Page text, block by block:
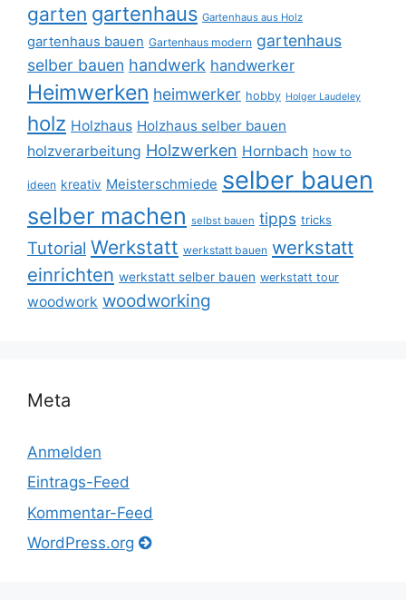
garten gartenhaus Gartenhaus aus Holz
gartenhaus bauen Gartenhaus modern gartenhaus
selber bauen handwerk handwerker
Heimwerken heimwerker hobby Holger Laudeley
holz Holzhaus Holzhaus selber bauen
holzverarbeitung Holzwerken Hornbach how to
ideen kreativ Meisterschmiede selber bauen
selber machen selbst bauen tipps tricks
Tutorial Werkstatt werkstatt bauen werkstatt
einrichten werkstatt selber bauen werkstatt tour
woodwork woodworking
Meta
Anmelden
Eintrags-Feed
Kommentar-Feed
WordPress.org